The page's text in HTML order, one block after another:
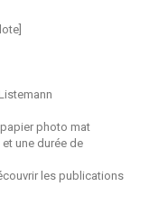
photo mat
une durée de
les publications